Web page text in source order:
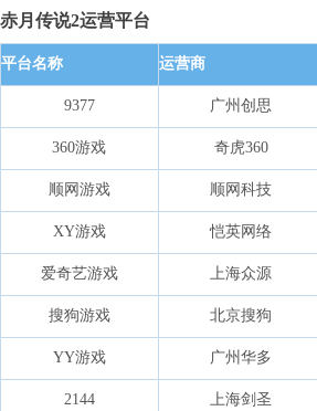
赤月传说2运营平台
平台名称 运营商
9377 广州创思
360游戏 奇虎360
顺网游戏 顺网科技
XY游戏 恺英网络
爱奇艺游戏 上海众源
搜狗游戏 北京搜狗
YY游戏 广州华多
2144 上海剑圣